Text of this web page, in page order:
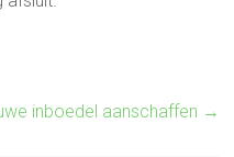
inboedel aanschaffen →